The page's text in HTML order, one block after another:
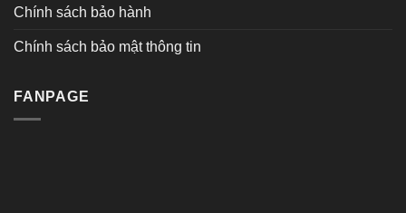
Chính sách bảo hành
Chính sách bảo mật thông tin
FANPAGE